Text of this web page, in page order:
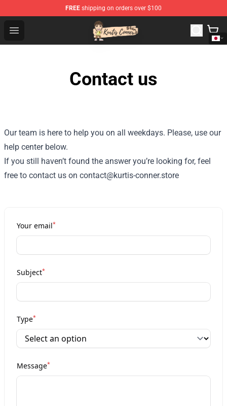
FREE shipping on orders over $100
Open menu
Kurtis Conner Store - Official Kurtis Conner Merchandise
Contact us
Our team is here to help you on all weekdays. Please, use our
help center below.
If you still haven’t found the answer you’re looking for, feel
free to contact us on contact@kurtis-conner.store